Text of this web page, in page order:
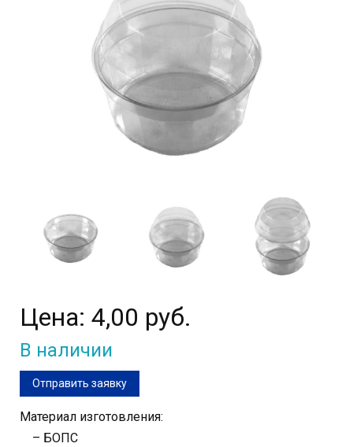
Цена: 4,00 руб.
В наличии
Отправить заявку
Материал изготовления:
– БОПС